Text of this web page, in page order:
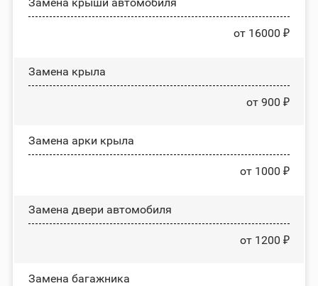
от 16000 ₽
Замена крыла
от 900 ₽
Замена арки крыла
от 1000 ₽
Замена двери автомобиля
от 1200 ₽
Замена багажника